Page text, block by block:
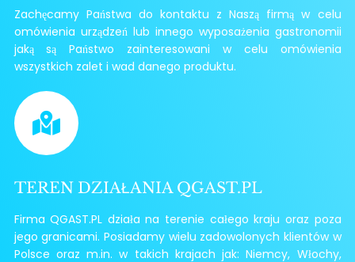
Zachęcamy Państwa do kontaktu z Naszą firmą w celu
omówienia urządzeń lub innego wyposażenia gastronomii
jaką są Państwo zainteresowani w celu omówienia
wszystkich zalet i wad danego produktu.
TEREN DZIAŁANIA QGAST.PL
Firma QGAST.PL działa na terenie całego kraju oraz poza
jego granicami. Posiadamy wielu zadowolonych klientów w
Polsce oraz m.in. w takich krajach jak: Niemcy, Włochy,